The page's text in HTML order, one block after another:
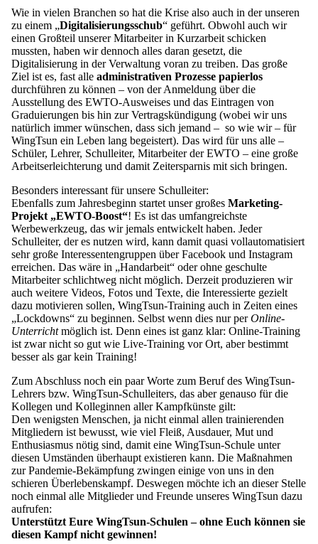
Wie in vielen Branchen so hat die Krise also auch in der unseren
zu einem „Digitalisierungsschub“ geführt. Obwohl auch wir
einen Großteil unserer Mitarbeiter in Kurzarbeit schicken
mussten, haben wir dennoch alles daran gesetzt, die
Digitalisierung in der Verwaltung voran zu treiben. Das große
Ziel ist es, fast alle administrativen Prozesse papierlos
durchführen zu können – von der Anmeldung über die
Ausstellung des EWTO-Ausweises und das Eintragen von
Graduierungen bis hin zur Vertragskündigung (wobei wir uns
natürlich immer wünschen, dass sich jemand – so wie wir – für
WingTsun ein Leben lang begeistert). Das wird für uns alle –
Schüler, Lehrer, Schulleiter, Mitarbeiter der EWTO – eine große
Arbeitserleichterung und damit Zeitersparnis mit sich bringen.
Besonders interessant für unsere Schulleiter:
Ebenfalls zum Jahresbeginn startet unser großes Marketing-
Projekt „EWTO-Boost“! Es ist das umfangreichste
Werbewerkzeug, das wir jemals entwickelt haben. Jeder
Schulleiter, der es nutzen wird, kann damit quasi vollautomatisiert
sehr große Interessentengruppen über Facebook und Instagram
erreichen. Das wäre in „Handarbeit“ oder ohne geschulte
Mitarbeiter schlichtweg nicht möglich. Derzeit produzieren wir
auch weitere Videos, Fotos und Texte, die Interessierte gezielt
dazu motivieren sollen, WingTsun-Training auch in Zeiten eines
„Lockdowns“ zu beginnen. Selbst wenn dies nur perOnline-
Unterrichtmöglich ist. Denn eines ist ganz klar: Online-Training
ist zwar nicht so gut wie Live-Training vor Ort, aber bestimmt
besser als gar kein Training!
Zum Abschluss noch ein paar Worte zum Beruf des WingTsun-
Lehrers bzw. WingTsun-Schulleiters, das aber genauso für die
Kollegen und Kolleginnen aller Kampfkünste gilt:
Den wenigsten Menschen, ja nicht einmal allen trainierenden
Mitgliedern ist bewusst, wie viel Fleiß, Ausdauer, Mut und
Enthusiasmus nötig sind, damit eine WingTsun-Schule unter
diesen Umständen überhaupt existieren kann. Die Maßnahmen
zur Pandemie-Bekämpfung zwingen einige von uns in den
schieren Überlebenskampf. Deswegen möchte ich an dieser Stelle
noch einmal alle Mitglieder und Freunde unseres WingTsun dazu
aufrufen:
Unterstützt Eure WingTsun-Schulen – ohne Euch können sie
diesen Kampf nicht gewinnen!